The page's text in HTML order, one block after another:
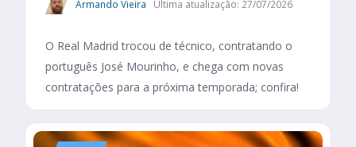
Armando Vieira Última atualização: 27/07/2026
O Real Madrid trocou de técnico, contratando o
português José Mourinho, e chega com novas
contratações para a próxima temporada; confira!